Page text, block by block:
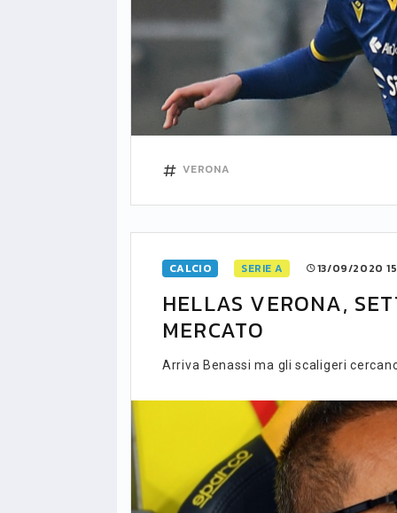
VERONA
CALCIO SERIE A 13/09/2020
HELLAS VERONA,
MERCATO
Arriva Benassi ma gli scaligeri